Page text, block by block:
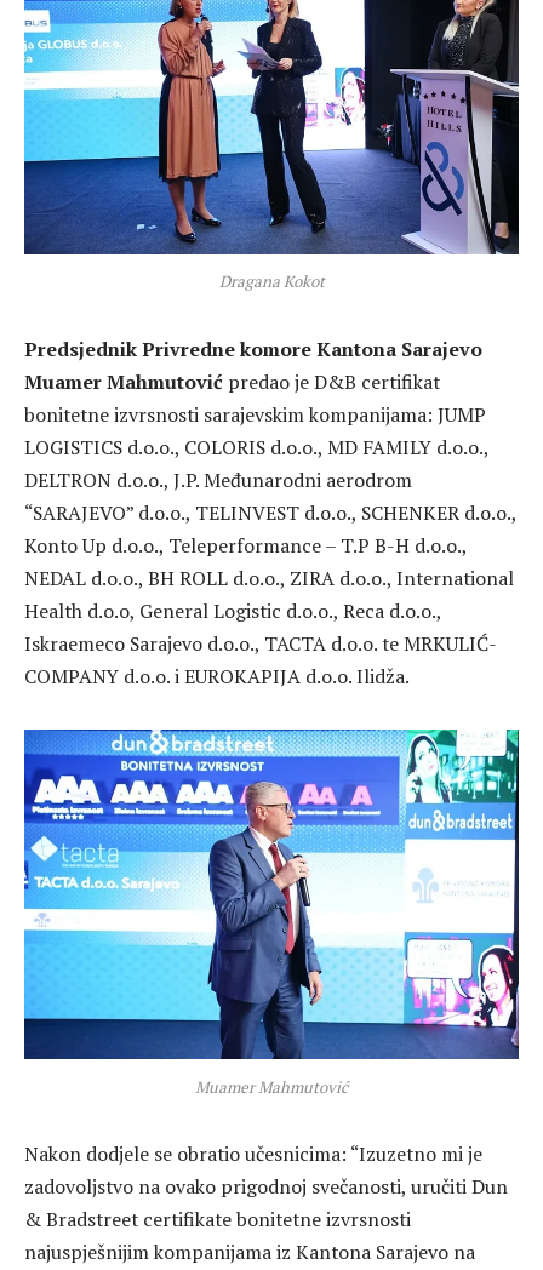
Dragana Kokot
Predsjednik Privredne komore Kantona Sarajevo
Muamer Mahmutović predao je D&B certifikat
bonitetne izvrsnosti sarajevskim kompanijama: JUMP
LOGISTICS d.o.o., COLORIS d.o.o., MD FAMILY d.o.o.,
DELTRON d.o.o., J.P. Međunarodni aerodrom
“SARAJEVO” d.o.o., TELINVEST d.o.o., SCHENKER d.o.o.,
Konto Up d.o.o., Teleperformance – T.P B-H d.o.o.,
NEDAL d.o.o., BH ROLL d.o.o., ZIRA d.o.o., International
Health d.o.o, General Logistic d.o.o., Reca d.o.o.,
Iskraemeco Sarajevo d.o.o., TACTA d.o.o. te MRKULIĆ-
COMPANY d.o.o. i EUROKAPIJA d.o.o. Ilidža.
Muamer Mahmutović
Nakon dodjele se obratio učesnicima: “Izuzetno mi je
zadovoljstvo na ovako prigodnoj svečanosti, uručiti Dun
& Bradstreet certifikate bonitetne izvrsnosti
najuspješnijim kompanijama iz Kantona Sarajevo na